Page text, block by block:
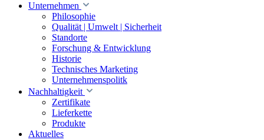
Unternehmen
Philosophie
Qualität | Umwelt | Sicherheit
Standorte
Forschung & Entwicklung
Historie
Technisches Marketing
Unternehmenspolitk
Nachhaltigkeit
Zertifikate
Lieferkette
Produkte
Aktuelles